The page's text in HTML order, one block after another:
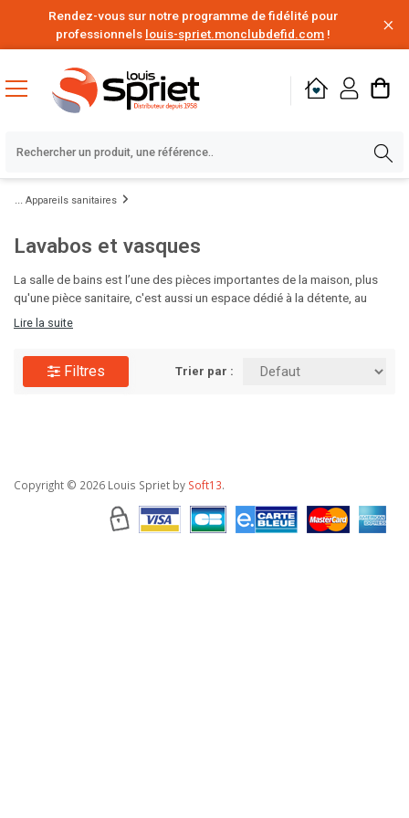
Rendez-vous sur notre programme de fidélité pour
professionnels louis-spriet.monclubdefid.com !
Appareils sanitaires
Lavabos et vasques
La salle de bains est l’une des pièces importantes de la maison, plus
qu'une pièce sanitaire, c'est aussi un espace dédié à la détente, au
bien-être et à la relaxation. Vous pouvez réaliser le projet de vos rêves
Lire la suite
Filtres Trier par :
Copyright © 2026 Louis Spriet by Soft13.